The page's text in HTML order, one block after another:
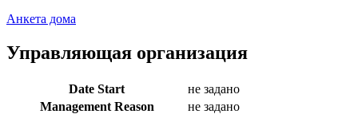
Анкета дома
Управляющая организация
Date Start
не задано
Management Reason
не задано